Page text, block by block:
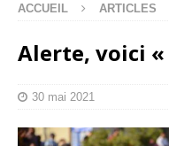
ACCUEIL ARTICLES
Alerte, voici «
30 mai 2021